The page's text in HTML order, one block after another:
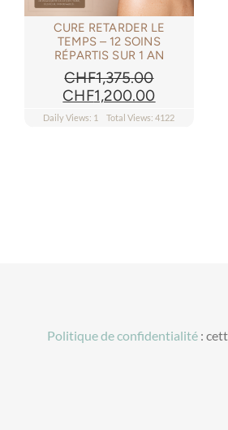
CURE RETARDER LE
TEMPS – 12 SOINS
RÉPARTIS SUR 1 AN
CHF1,375.00
Le
prix
CHF1,200.00Le
prix
Daily Views: 1 Total Views: 4122
Politique de confidentialité :